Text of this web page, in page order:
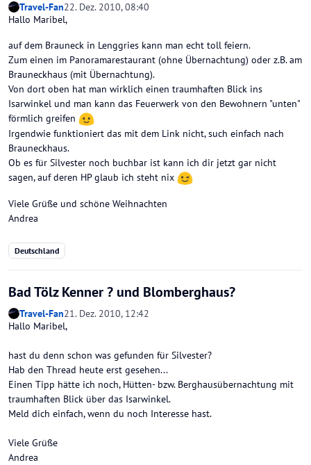
Travel-Fan22. Dez. 2010, 08:40
Hallo Maribel,
auf dem Brauneck in Lenggries kann man echt toll feiern.
Zum einen im Panoramarestaurant (ohne Übernachtung) oder z.B. am
Brauneckhaus (mit Übernachtung).
Von dort oben hat man wirklich einen traumhaften Blick ins
Isarwinkel und man kann das Feuerwerk von den Bewohnern "unten"
förmlich greifen
Irgendwie funktioniert das mit dem Link nicht, such einfach nach
Brauneckhaus.
Ob es für Silvester noch buchbar ist kann ich dir jetzt gar nicht
sagen, auf deren HP glaub ich steht nix
Viele Grüße und schöne Weihnachten
Andrea
Deutschland
Bad Tölz Kenner ? und Blomberghaus?
Travel-Fan21. Dez. 2010, 12:42
Hallo Maribel,
hast du denn schon was gefunden für Silvester?
Hab den Thread heute erst gesehen...
Einen Tipp hätte ich noch, Hütten- bzw. Berghausübernachtung mit
traumhaften Blick über das Isarwinkel.
Meld dich einfach, wenn du noch Interesse hast.
Viele Grüße
Andrea